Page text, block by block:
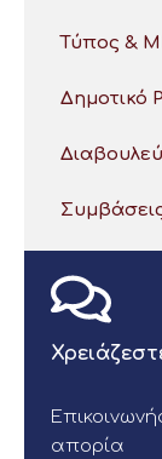
Τύπος &
Δημοτικό
απορία